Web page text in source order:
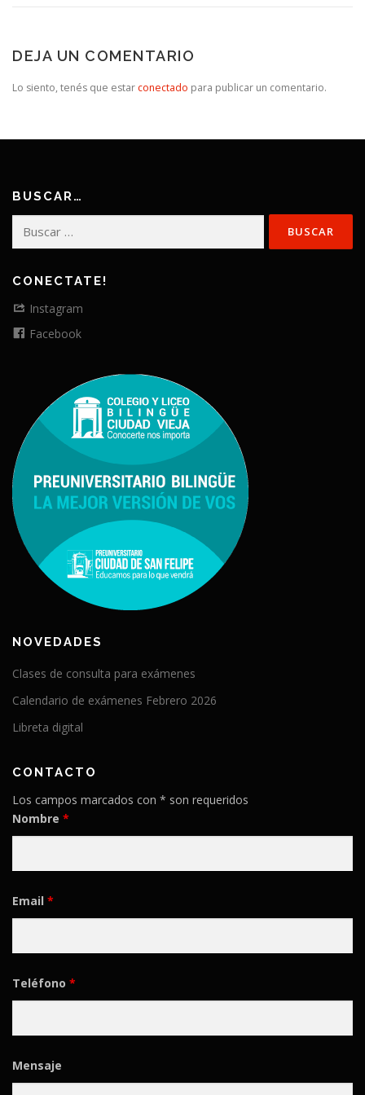
DEJA UN COMENTARIO
Lo siento, tenés que estar conectado para publicar un comentario.
BUSCAR…
CONECTATE!
Instagram
Facebook
NOVEDADES
Clases de consulta para exámenes
Calendario de exámenes Febrero 2026
Libreta digital
CONTACTO
Los campos marcados con * son requeridos
Nombre *
Email *
Teléfono *
Mensaje